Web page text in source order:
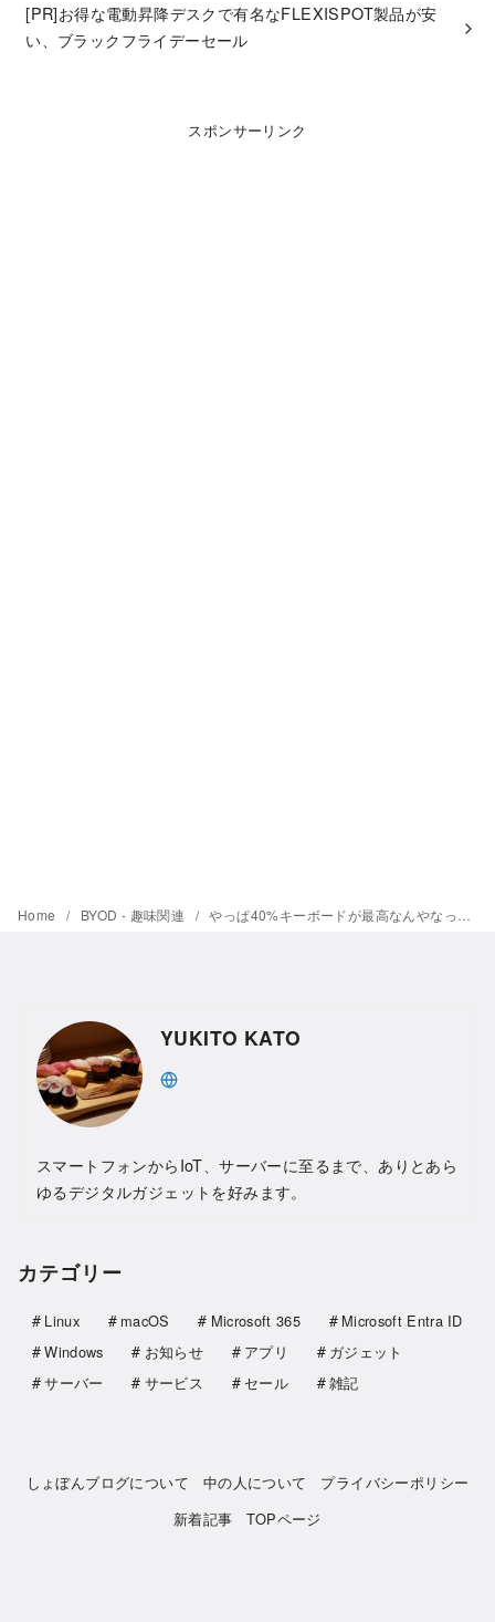
[PR]お得な電動昇降デスクで有名なFLEXISPOT製品が安
い、ブラックフライデーセール
スポンサーリンク
Home BYOD - 趣味関連 やっぱ40%キーボードが最高なんやなって、Planck Keyboard rev.6
YUKITO KATO
スマートフォンからIoT、サーバーに至るまで、ありとあら
ゆるデジタルガジェットを好みます。
カテゴリー
Linux macOS Microsoft 365
Microsoft Entra ID
Windows
お知らせ アプリ
ガジェット
サーバー
サービス セール 雑記
しょぼんブログについて 中の人について
プライバシーポリシー
新着記事
TOPページ